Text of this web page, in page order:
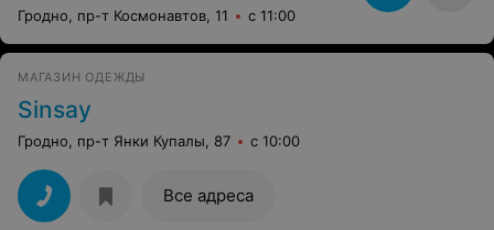
Гродно, пр-т Космонавтов, 11 с 11:00
МАГАЗИН ОДЕЖДЫ
Sinsay
Гродно, пр-т Янки Купалы, 87 с 10:00
Все адреса